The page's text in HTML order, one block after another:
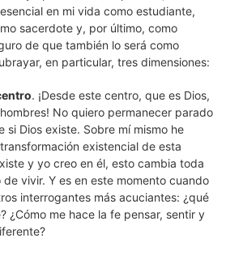
en mi vida como estudiante,
sacerdote y, por último, como
de que también lo será como
en particular, tres dimensiones:
. ¡Desde este centro, que es Dios,
No quiero permanecer parado
si Dios existe. Sobre mí mismo he
existencial de esta
y yo creo en él, esto cambia toda
vivir. Y es en este momento cuando
interrogantes más acuciantes: ¿qué
¿Cómo me hace la fe pensar, sentir y